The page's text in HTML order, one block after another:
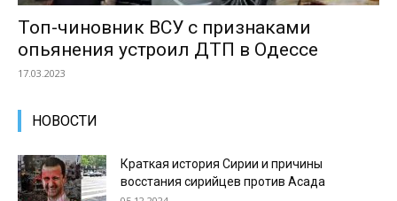
Топ-чиновник ВСУ с признаками
опьянения устроил ДТП в Одессе
17.03.2023
НОВОСТИ
Краткая история Сирии и причины
восстания сирийцев против Асада